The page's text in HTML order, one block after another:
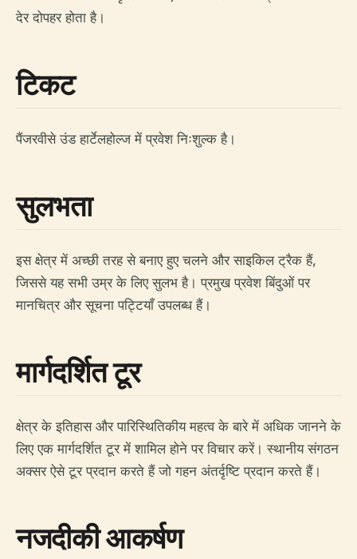
देर दोपहर होता है।
टिकट
पैंजरवीसे उंड हार्टेलहोल्ज में प्रवेश निःशुल्क है।
सुलभता
इस क्षेत्र में अच्छी तरह से बनाए हुए चलने और साइकिल ट्रैक हैं,
जिससे यह सभी उम्र के लिए सुलभ है। प्रमुख प्रवेश बिंदुओं पर
मानचित्र और सूचना पट्टियाँ उपलब्ध हैं।
मार्गदर्शित टूर
क्षेत्र के इतिहास और पारिस्थितिकीय महत्व के बारे में अधिक जानने के
लिए एक मार्गदर्शित टूर में शामिल होने पर विचार करें। स्थानीय संगठन
अक्सर ऐसे टूर प्रदान करते हैं जो गहन अंतर्दृष्टि प्रदान करते हैं।
नजदीकी आकर्षण